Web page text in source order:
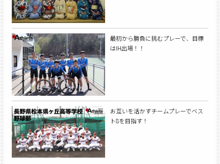
最初から勝負に挑むプレーで、目標
はIH出場！！
お互いを活かすチームプレーでベス
ト8を目指す！